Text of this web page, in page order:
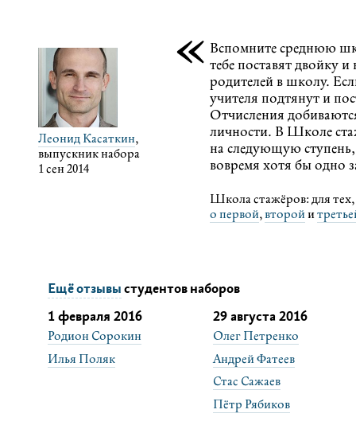
Леонид Касаткин,
выпускник набора
1 сен 2014
« Вспомните среднюю
тебе поставят двойку
родителей в школу.
учителя подтянут и
Отчисления
личности. В Школе
на следующую ступень,
вовремя хотя бы одно
Школа стажёров: для тех,
о первой,второйи
Ещё отзывыстудентов наборов
1 февраля 2016
Родион Сорокин
Илья Поляк
29 августа 2016
Олег Петренко
Андрей Фатеев
Стас Сажаев
Пётр Рябиков